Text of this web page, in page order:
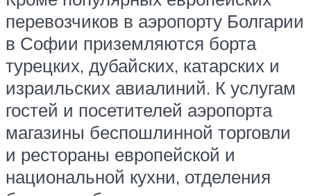
перевозчиков в аэропорту Болгарии
в Софии приземляются борта
турецких, дубайских, катарских и
израильских авиалиний. К услугам
гостей и посетителей аэропорта
магазины беспошлинной торговли
и рестораны европейской и
национальной кухни, отделения